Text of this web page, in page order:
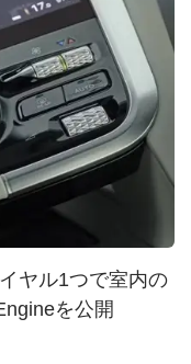
ヤル1つで室内の
を公開